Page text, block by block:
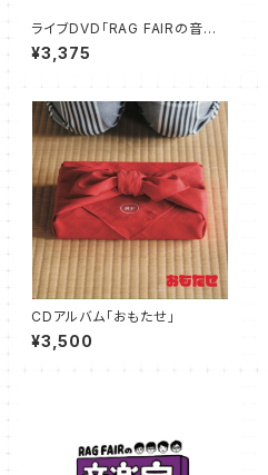
ライブDVD「RAG FAIRの音楽
室その1」25%オフSALE
¥3,375
CDアルバム「おもたせ」
¥3,500